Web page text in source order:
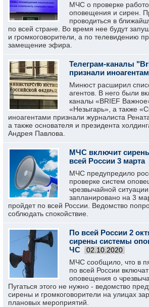
МЧС о проверке
оповещения и сирен.
проводиться в
по всей стране. Во время нее будут
и громкоговорители, а по телевидению
замещение эфира.
Телеграм-каналы
признали
Минюст расширил
агентов. В него были
каналы «BRIEF
«Незыгарь», а также
иноагентами признали журналиста
а также основателя и президента
Андрея Павлова.
МЧС включит
всей России 3 марта
МЧС предупредило
проверке систем
чрезвычайной
запланировано на 3
пройдет по всей России. Ведомство
соблюдать спокойствие.
По всей России 2
сирены системы
ЧС
02.10.2020
МЧС сообщило, что в
по всей России
оповещения о
Пугаться этого не нужно - ведомство
сирены и громкоговорители на улицах
плановых мероприятий.